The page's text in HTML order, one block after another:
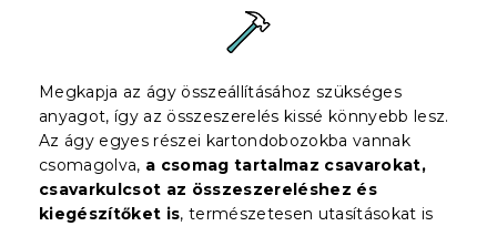
Megkapja az ágy összeállításához szükséges
anyagot, így az összeszerelés kissé könnyebb lesz.
Az ágy egyes részei kartondobozokba vannak
csomagolva, a csomag tartalmaz csavarokat,
csavarkulcsot az összeszereléshez és
kiegészítőket is, természetesen utasításokat is